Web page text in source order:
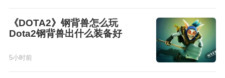
《DOTA2》钢背兽怎么玩
Dota2钢背兽出什么装备好
5小时前